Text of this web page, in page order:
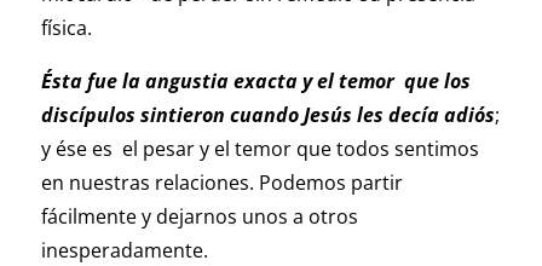
física.
Ésta fue la angustia exacta y el temor que los
discípulos sintieron cuando Jesús les decía adiós;
y ése es el pesar y el temor que todos sentimos
en nuestras relaciones. Podemos partir
fácilmente y dejarnos unos a otros
inesperadamente.